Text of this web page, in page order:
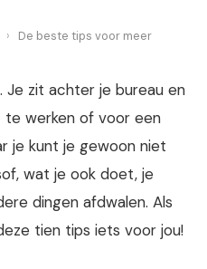
›
De beste tips voor meer
Je zit achter je bureau en
werken of voor een
je kunt je gewoon niet
wat je ook doet, je
dingen afdwalen. Als
tien tips iets voor jou!